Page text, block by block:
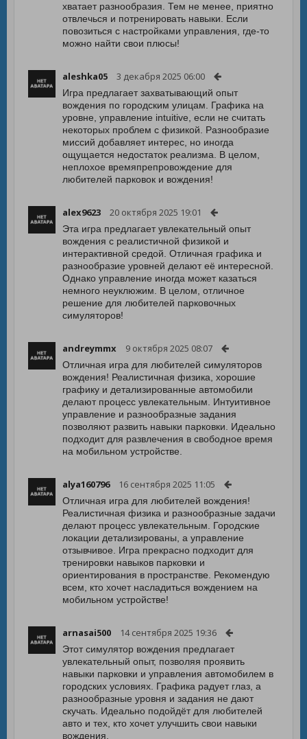
хватает разнообразия. Тем не менее, приятно
отвлечься и потренировать навыки. Если
повозиться с настройками управления, где-то
можно найти свои плюсы!
aleshka05 3 декабря 2025 06:00
Игра предлагает захватывающий опыт
вождения по городским улицам. Графика на
уровне, управление intuitive, если не считать
некоторых проблем с физикой. Разнообразие
миссий добавляет интерес, но иногда
ощущается недостаток реализма. В целом,
неплохое времяпрепровождение для
любителей парковок и вождения!
alex9623 20 октября 2025 19:01
Эта игра предлагает увлекательный опыт
вождения с реалистичной физикой и
интерактивной средой. Отличная графика и
разнообразие уровней делают её интересной.
Однако управление иногда может казаться
немного неуклюжим. В целом, отличное
решение для любителей парковочных
симуляторов!
andreymmx 9 октября 2025 08:07
Отличная игра для любителей симуляторов
вождения! Реалистичная физика, хорошие
графику и детализированные автомобили
делают процесс увлекательным. Интуитивное
управление и разнообразные задания
позволяют развить навыки парковки. Идеально
подходит для развлечения в свободное время
на мобильном устройстве.
alya160796 16 сентября 2025 11:05
Отличная игра для любителей вождения!
Реалистичная физика и разнообразные задачи
делают процесс увлекательным. Городские
локации детализированы, а управление
отзывчивое. Игра прекрасно подходит для
тренировки навыков парковки и
ориентирования в пространстве. Рекомендую
всем, кто хочет насладиться вождением на
мобильном устройстве!
arnasai500 14 сентября 2025 19:36
Этот симулятор вождения предлагает
увлекательный опыт, позволяя проявить
навыки парковки и управления автомобилем в
городских условиях. Графика радует глаз, а
разнообразные уровня и задания не дают
скучать. Идеально подойдёт для любителей
авто и тех, кто хочет улучшить свои навыки
вождения.